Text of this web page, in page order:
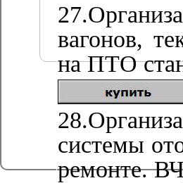
вагонов,
на ПТО
системы
ремонте.